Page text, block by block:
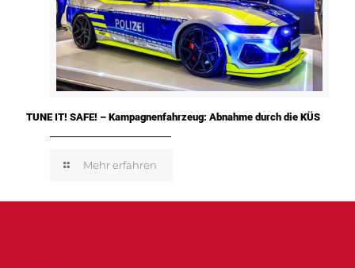
TUNE IT! SAFE! – Kampagnenfahrzeug: Abnahme durch die KÜS
Mehr erfahren